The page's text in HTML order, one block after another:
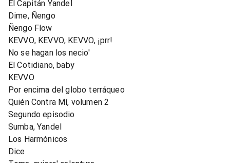
El Capitán Yandel
Dime, Ñengo
Ñengo Flow
KEVVO, KEVVO, KEVVO, ¡prr!
No se hagan los necio'
El Cotidiano, baby
KEVVO
Por encima del globo terráqueo
Quién Contra Mí, volumen 2
Segundo episodio
Sumba, Yandel
Los Harmónicos
Dice